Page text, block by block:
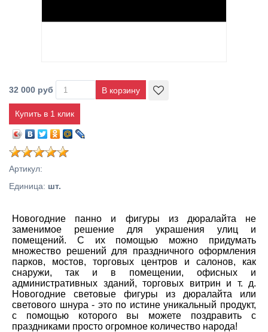
32 000 руб
Купить в 1 клик
Артикул:
Единица: шт.
Новогодние панно и фигуры из дюралайта не
заменимое решение для украшения улиц и
помещений. С их помощью можно придумать
множество решений для праздничного оформления
парков, мостов, торговых центров и салонов, как
снаружи, так и в помещении, офисных и
административных зданий, торговых витрин и т. д.
Новогодние световые фигуры из дюралайта или
светового шнура - это по истине уникальный продукт,
с помощью которого вы можете поздравить с
праздниками просто огромное количество народа!